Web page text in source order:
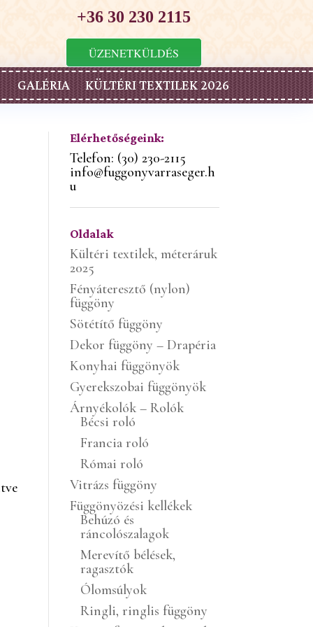
+36 30 230 2115
ÜZENETKÜLDÉS
GALÉRIA KÜLTÉRI TEXTILEK 2026
Elérhetőségeink:
Telefon: (30) 230-2115
info@fuggonyvarraseger.h
u
Oldalak
Kültéri textilek, méteráruk
2025
Fényáteresztő (nylon)
függöny
Sötétítő függöny
Dekor függöny – Drapéria
Konyhai függönyök
Gyerekszobai függönyök
Árnyékolók – Rolók
Bécsi roló
Francia roló
Római roló
Vitrázs függöny
Függönyözési kellékek
Behúzó és
ráncolószalagok
Merevítő bélések,
ragasztók
Ólomsúlyok
Ringli, ringlis függöny